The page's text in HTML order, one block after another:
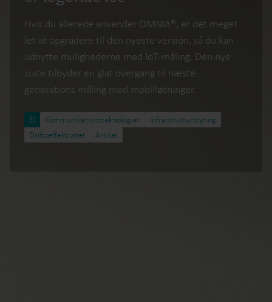
Hvis du allerede anvender OMNIA®, er det meget
let at opgradere til den nyeste version, så du kan
udnytte mulighederne med IoT-måling. Den nye
suite tilbyder en glat overgang til næste
generations måling med mobilløsninger.
El Kommunikationsteknologier
Infrastrukturstyring
Driftseffektivitet
Artikel